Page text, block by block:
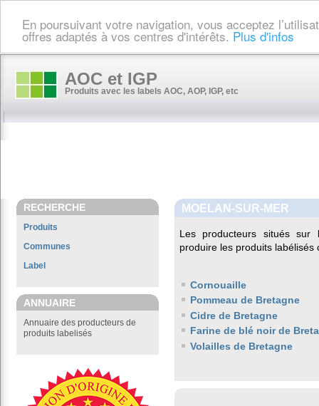
En poursuivant votre navigation, vous acceptez
offres adaptés à vos centres d'intérêts. Plus d'infos
AOC et IGP
Produits avec les labels AOC, AOP, IGP, etc
RECHERCHE
Produits
Communes
Label
ANNUAIRE
Annuaire des producteurs de
produits labelisés
MOELAN-SUR-MER
Les producteurs situés
produire les produits labélisés
Cornouaille
Pommeau de Bretagne
Cidre de Bretagne
Farine de blé noir de
Volailles de Bretagne